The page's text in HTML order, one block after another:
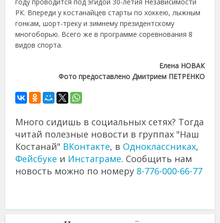
РК. Впереди у костанайцев старты по хоккею, лыжным
гонкам, шорт-треку и зимнему президентскому
многоборью. Всего же в программе соревнования 8
видов спорта.
Елена НОВАК
Фото предоставлено Дмитрием ПЕТРЕНКО
Много сидишь в социальных сетях? Тогда
читай полезные новости в группах "Наш
Костанай" ВКонтакте, в Одноклассниках,
Фейсбуке и Инстаграме. Сообщить нам
новость можно по номеру 8-776-000-66-77